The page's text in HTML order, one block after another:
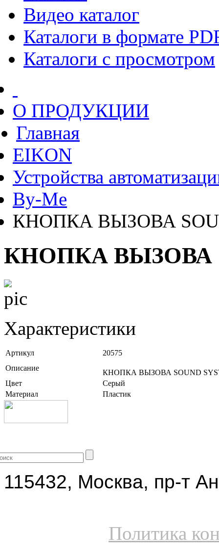
Видео каталог
Каталоги в формате
Каталоги с просмотром
О ПРОДУКЦИИ
Главная
EIKON
Устройства
By-Me
КНОПКА ВЫЗОВА
КНОПКА ВЫЗОВА
Характеристики
Артикул
20575
Описание
КНОПКА ВЫЗОВА SOUND
Цвет
Серый
Материал
Пластик
115432, Москва, пр-т
Политика